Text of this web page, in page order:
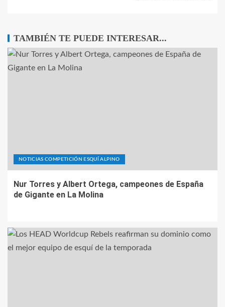
TAMBIÉN TE PUEDE INTERESAR...
NOTICIAS COMPETICIÓN ESQUÍ ALPINO
Nur Torres y Albert Ortega, campeones de España
de Gigante en La Molina